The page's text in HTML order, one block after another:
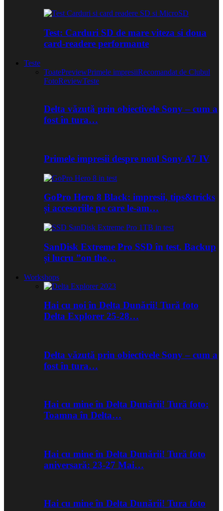
Test: Carduri SD de mare viteza si doua
card-readere performante
Teste
ToatePreviewPrimele impresiiRecomandat de Clubul
FotoReviewTeste
Delta văzută prin obiectivele Sony – cum a
fost în tura…
Primele impresii despre noul Sony A7 IV
GoPro Hero 8 Black: impresii, tips&tricks
și accesoriile pe care le-am…
SanDisk Extreme Pro SSD în test. Backup
și lucru ”on the…
Workshops
Hai cu noi în Delta Dunării! Tură foto
Delta Explorer 25-28…
Delta văzută prin obiectivele Sony – cum a
fost în tura…
Hai cu mine în Delta Dunării! Tură foto:
Toamna în Delta…
Hai cu mine în Delta Dunării! Tură foto
aniversară: 23-27 Mai…
Hai cu mine în Delta Dunării! Tura foto